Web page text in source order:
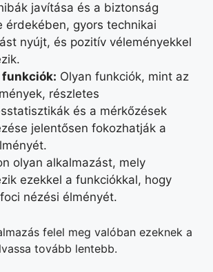
javítása és a biztonság
érdekében, gyors technikai
nyújt, és pozitív véleményekkel
funkciók: Olyan funkciók, mint az
részletes
és a mérkőzések
jelentősen fokozhatják a
olyan alkalmazást, mely
ezekkel a funkciókkal, hogy
nézési élményét.
felel meg valóban ezeknek a
tovább lentebb.